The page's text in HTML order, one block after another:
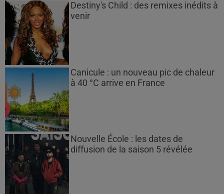
Destiny's Child : des remixes inédits à
venir
Canicule : un nouveau pic de chaleur
à 40 °C arrive en France
Nouvelle École : les dates de
diffusion de la saison 5 révélée